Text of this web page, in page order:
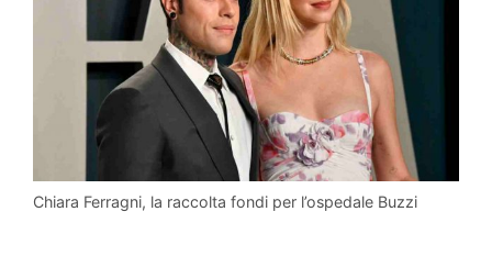
Chiara Ferragni, la raccolta fondi per l’ospedale Buzzi